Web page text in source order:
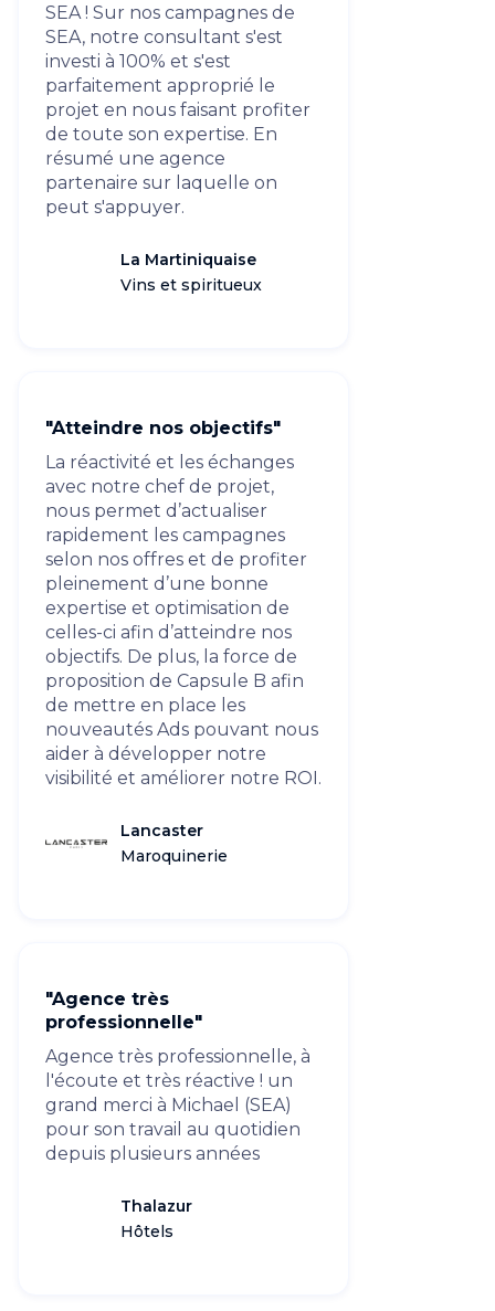
SEA ! Sur nos campagnes de
SEA, notre consultant s'est
investi à 100% et s'est
parfaitement approprié le
projet en nous faisant profiter
de toute son expertise. En
résumé une agence
partenaire sur laquelle on
peut s'appuyer.
La Martiniquaise
Vins et spiritueux
"Atteindre nos objectifs"
La réactivité et les échanges
avec notre chef de projet,
nous permet d’actualiser
rapidement les campagnes
selon nos offres et de profiter
pleinement d’une bonne
expertise et optimisation de
celles-ci afin d’atteindre nos
objectifs. De plus, la force de
proposition de Capsule B afin
de mettre en place les
nouveautés Ads pouvant nous
aider à développer notre
visibilité et améliorer notre ROI.
Lancaster
Maroquinerie
"Agence très
professionnelle"
Agence très professionnelle, à
l'écoute et très réactive ! un
grand merci à Michael (SEA)
pour son travail au quotidien
depuis plusieurs années
Thalazur
Hôtels